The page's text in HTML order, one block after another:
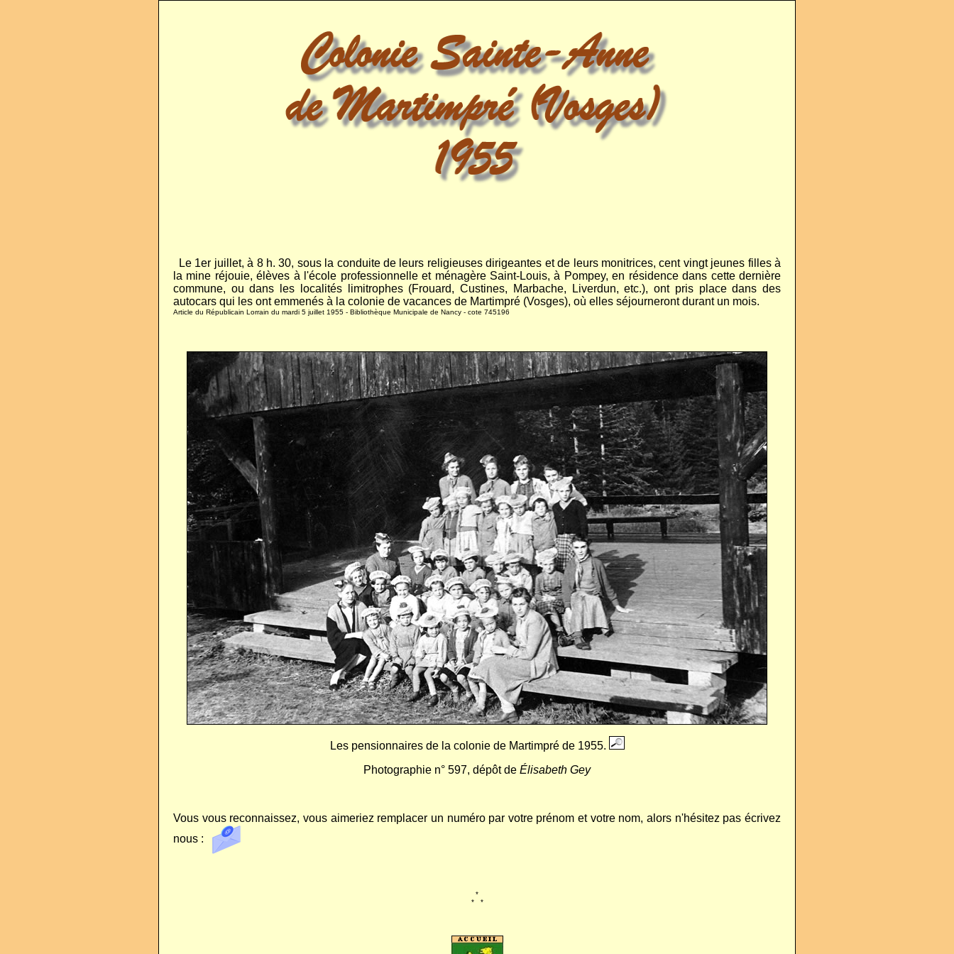
Le 1er juillet, à 8 h. 30, sous la conduite de leurs religieuses dirigeantes et de leurs monitrices, cent vingt jeunes filles à
la mine réjouie, élèves à l'école professionnelle et ménagère Saint-Louis, à Pompey, en résidence dans cette dernière
commune, ou dans les localités limitrophes (Frouard, Custines, Marbache, Liverdun, etc.), ont pris place dans des
autocars qui les ont emmenés à la colonie de vacances de Martimpré (Vosges), où elles séjourneront durant un mois.
Article du Républicain Lorrain du mardi 5 juillet 1955 - Bibliothèque Municipale de Nancy - cote 745196
Les pensionnaires de la colonie de Martimpré de 1955.
Photographie n° 597, dépôt de Élisabeth Gey
Vous vous reconnaissez, vous aimeriez remplacer un numéro par votre prénom et votre nom, alors n'hésitez pas écrivez
nous :
*
*... *